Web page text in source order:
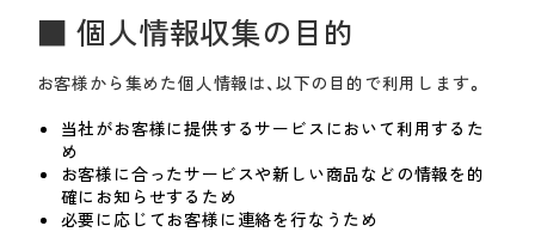
■ 個人情報収集の目的
お客様から集めた個人情報は、以下の目的で利用します。
当社がお客様に提供するサービスにおいて利用するた
め
お客様に合ったサービスや新しい商品などの情報を的
確にお知らせするため
必要に応じてお客様に連絡を行なうため